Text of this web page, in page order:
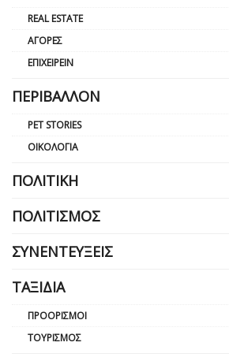
REAL ESTATE
ΑΓΟΡΈΣ
ΕΠΙΧΕΙΡΕΊΝ
ΠΕΡΙΒΆΛΛΟΝ
PET STORIES
ΟΙΚΟΛΟΓΊΑ
ΠΟΛΙΤΙΚΉ
ΠΟΛΙΤΙΣΜΌΣ
ΣΥΝΕΝΤΕΎΞΕΙΣ
ΤΑΞΊΔΙΑ
ΠΡΟΟΡΙΣΜΟΊ
ΤΟΥΡΙΣΜΌΣ